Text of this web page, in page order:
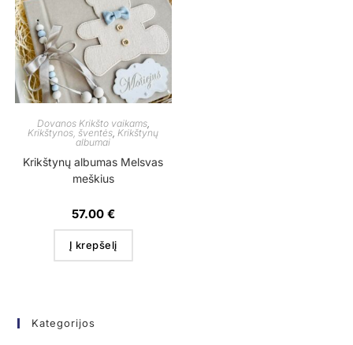
Dovanos Krikšto vaikams,
Krikštynos, šventės Krikštynų
albumai
Krikštynų albumas Melsvas
meškius
57.00 €
Į krepšelį
Kategorijos